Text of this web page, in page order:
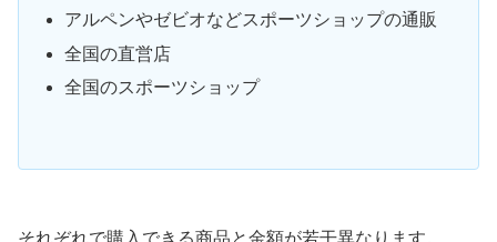
アルペンやゼビオなどスポーツショップの通販
全国の直営店
全国のスポーツショップ
それぞれで購入できる商品と金額が若干異なります。